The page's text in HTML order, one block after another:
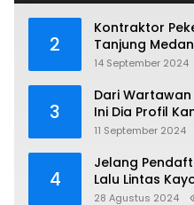
2
Kontraktor
Tanjung
Matrial Tanah
14 September 2024
3
Dari
Ini Dia Profil
Dapil 1 KKU
11 September 2024
4
Jelang
Lalu Lintas
Kondusif
28 Agustus 2024